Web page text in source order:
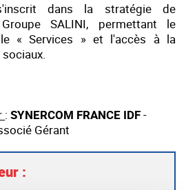
dans la stratégie de
SALINI, permettant le
« Services » et l'accès à la
: SYNERCOM FRANCE IDF-
Gérant
: